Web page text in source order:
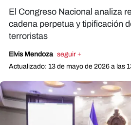
El Congreso Nacional analiza
cadena perpetua y tipificación
terroristas
Elvis Mendoza seguir +
Actualizado: 13 de mayo de 2026 a las